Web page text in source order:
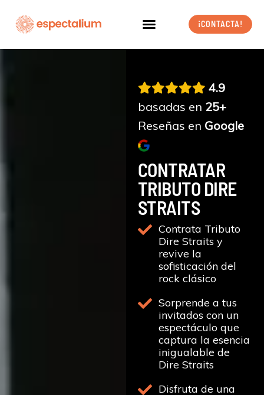
¡CONTACTA!
4.9
basadas en 25+
Reseñas en Google
CONTRATAR
TRIBUTO DIRE
STRAITS
Contrata Tributo
Dire Straits y
revive la
sofisticación del
rock clásico
Sorprende a tus
invitados con un
espectáculo que
captura la esencia
inigualable de
Dire Straits
Disfruta de una